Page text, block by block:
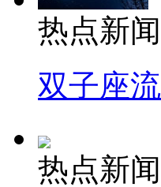
热点新闻
双子座
热点新闻